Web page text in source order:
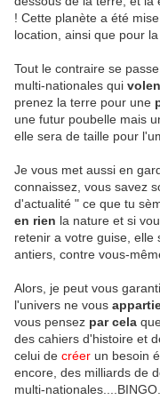
! Cette planète a été
location, ainsi que pour
Tout le contraire se
multi-nationales qui
prenez la terre pour une
une futur poubelle mais
elle sera de taille pour
Je vous met aussi en
connaissez, vous savez
d'actualité " ce que tu
en rien la nature et si
retenir a votre guise, elle
antiers, contre vous-
Alors, je peut vous
l'univers ne vous
vous pensez par cela
des cahiers d'histoire et
celui de créer un besoin
encore, des milliards de
multi-